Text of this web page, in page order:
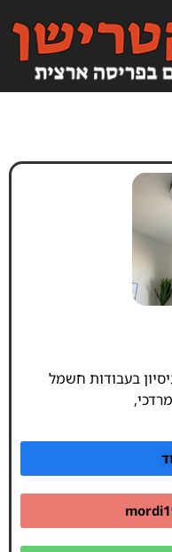
מרדכי – 20 שנות ניסיון בעבודות חשמל